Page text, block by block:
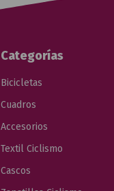
Categorías
Bicicletas
Cuadros
Accesorios
Textil Ciclismo
Cascos